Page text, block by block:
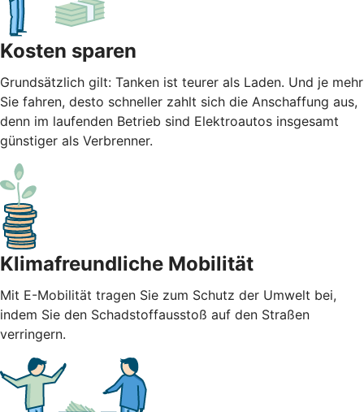
Kosten sparen
Grundsätzlich gilt: Tanken ist teurer als Laden. Und je mehr
Sie fahren, desto schneller zahlt sich die Anschaffung aus,
denn im laufenden Betrieb sind Elektroautos insgesamt
günstiger als Verbrenner.
Klimafreundliche Mobilität
Mit E-Mobilität tragen Sie zum Schutz der Umwelt bei,
indem Sie den Schadstoffausstoß auf den Straßen
verringern.